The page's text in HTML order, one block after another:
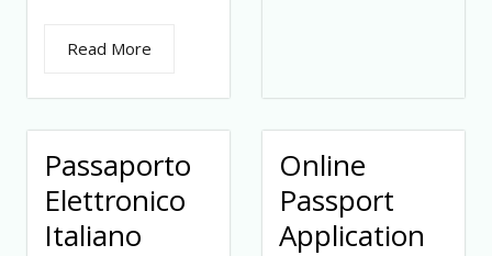
Read More
Passaporto
Elettronico
Italiano
Online
Passport
Application